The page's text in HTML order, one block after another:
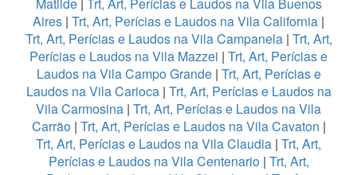
Matilde| Trt, Art, Perícias e Laudos na Vila Buenos
Aires | Trt, Art, Perícias e Laudos na Vila California |
Trt, Art, Perícias e Laudos na Vila Campanela| Trt, Art,
Perícias e Laudos na Vila Mazzei | Trt, Art, Perícias e
Laudos na Vila Campo Grande| Trt, Art, Perícias e
Laudos na Vila Carioca| Trt, Art, Perícias e Laudos na
Vila Carmosina | Trt, Art, Perícias e Laudos na Vila
Carrão| Trt, Art, Perícias e Laudos na Vila Cavaton |
Trt, Art, Perícias e Laudos na Vila Claudia | Trt, Art,
Perícias e Laudos na Vila Centenario| Trt, Art,